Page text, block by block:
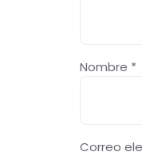
Nombre *
Correo